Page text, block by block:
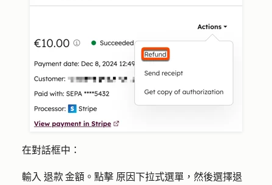
在對話框中：
輸入 退款 金額 。點擊 原因下拉式選單，然後選擇退